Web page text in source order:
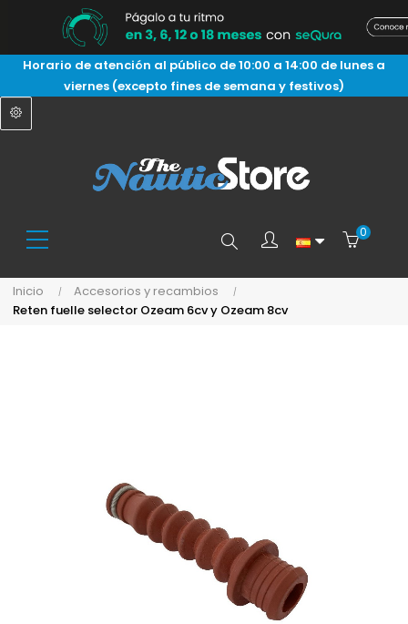
Horario de atención al público de 10:00 a 14:00 de lunes a
viernes (excepto fines de semana y festivos)
Buscar
aquí...
0
Inicio
Accesorios y recambios
Reten fuelle selector Ozeam 6cv y Ozeam 8cv